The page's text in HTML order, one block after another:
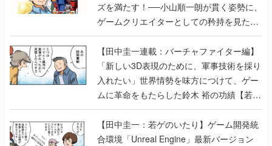
ズを満たす！──小山順一朗が貫く姿勢に、
ゲームクリエイターとしての矜持を見た
【若ゲのいたり最終回】
【田中圭一連載：バーチャファイター編】
「新しい3D表現のために、軍事技術を採り
入れたい」世界情勢を味方につけて、ゲー
ムに革命をもたらした鈴木 裕の功績【若ゲ
のいたり】
【田中圭一：若ゲのいたり】ゲーム開発統
合環境「Unreal Engine」最新バージョン